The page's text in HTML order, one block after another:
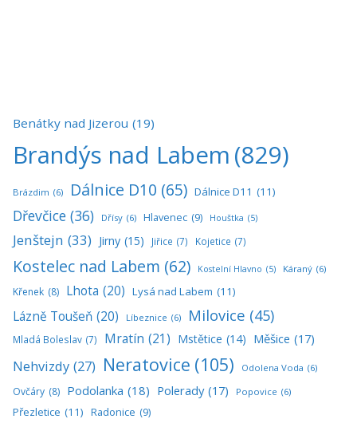
Benátky nad Jizerou (19)
Brandýs nad Labem (829)
Brázdim (6) Dálnice D10 (65) Dálnice D11 (11)
Dřevčice (36) Dřísy (6) Hlavenec (9) Houštka (5)
Jenštejn (33) Jirny (15) Jiřice (7) Kojetice (7)
Kostelec nad Labem (62) Kostelní Hlavno (5) Káraný (6)
Křenek (8) Lhota (20) Lysá nad Labem (11)
Lázně Toušeň (20) Líbeznice (6) Milovice (45)
Mladá Boleslav (7) Mratín (21) Mstětice (14) Měšice (17)
Nehvizdy (27) Neratovice (105) Odolena Voda (6)
Ovčáry (8) Podolanka (18) Polerady (17) Popovice (6)
Přezletice (11) Radonice (9)